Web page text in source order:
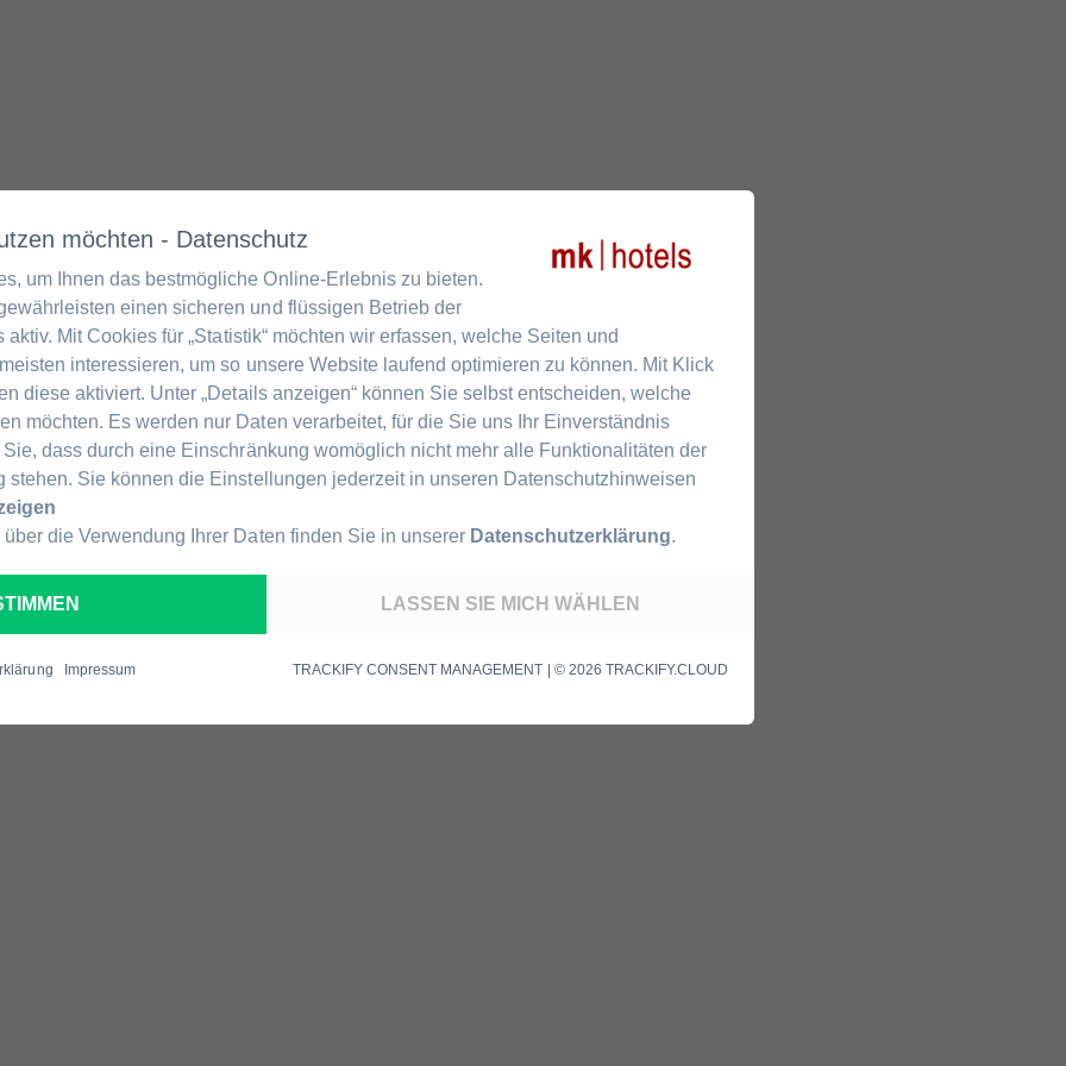
möchten - Datenschutz
um Ihnen das bestmögliche Online-Erlebnis zu bieten.
einen sicheren und flüssigen Betrieb der
Mit Cookies für „Statistik“ möchten wir erfassen, welche Seiten und
interessieren, um so unsere Website laufend optimieren zu können. Mit Klick
diese aktiviert. Unter „Details anzeigen“ können Sie selbst entscheiden, welche
möchten. Es werden nur Daten verarbeitet, für die Sie uns Ihr Einverständnis
dass durch eine Einschränkung womöglich nicht mehr alle Funktionalitäten der
stehen. Sie können die Einstellungen jederzeit in unseren Datenschutzhinweisen
die Verwendung Ihrer Daten finden Sie in unserer Datenschutzerklärung.
LASSEN SIE MICH WÄHLEN
TRACKIFY CONSENT MANAGEMENT | © 2026 TRACKIFY.CLOUD
Impressum
in the address bar—or return to